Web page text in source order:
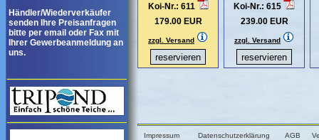
Händler/Wiederverkäufer
senden Ihre Preisanfragen
bitte per email oder Fax mit
Ihrer Gewerbeanmeldung an
uns.
Koi-Nr.: 611
179.00 EUR
zzgl. Versand
Koi-Nr.: 615
239.00 EUR
zzgl. Versand
Impressum Datenschutzerklärung AGB